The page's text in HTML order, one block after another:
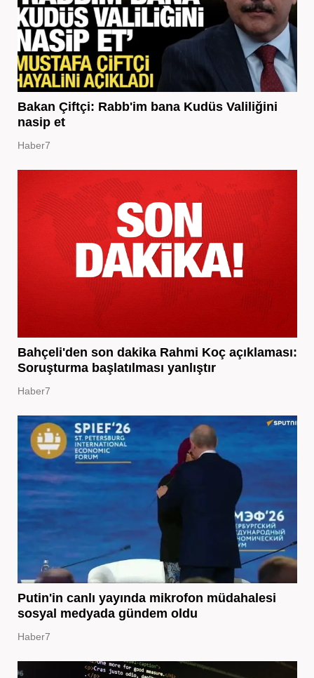
Bakan Çiftçi: Rabb'im bana Kudüs Valiliğini
nasip et
Haber7
Bahçeli'den son dakika Rahmi Koç açıklaması:
Soruşturma başlatılması yanlıştır
Haber7
Putin'in canlı yayında mikrofon müdahalesi
sosyal medyada gündem oldu
Haber7